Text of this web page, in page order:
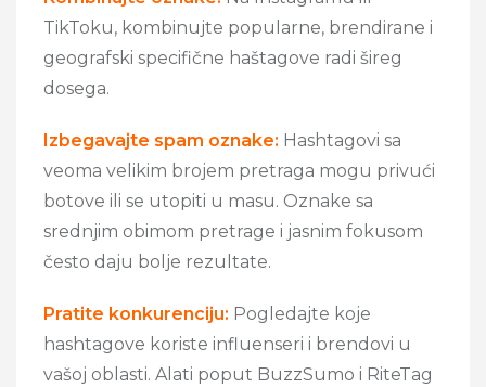
TikToku, kombinujte popularne, brendirane i
geografski specifične haštagove radi šireg
dosega.
Izbegavajte spam oznake: Hashtagovi sa
veoma velikim brojem pretraga mogu privući
botove ili se utopiti u masu. Oznake sa
srednjim obimom pretrage i jasnim fokusom
često daju bolje rezultate.
Pratite konkurenciju: Pogledajte koje
hashtagove koriste influenseri i brendovi u
vašoj oblasti. Alati poput BuzzSumo i RiteTag